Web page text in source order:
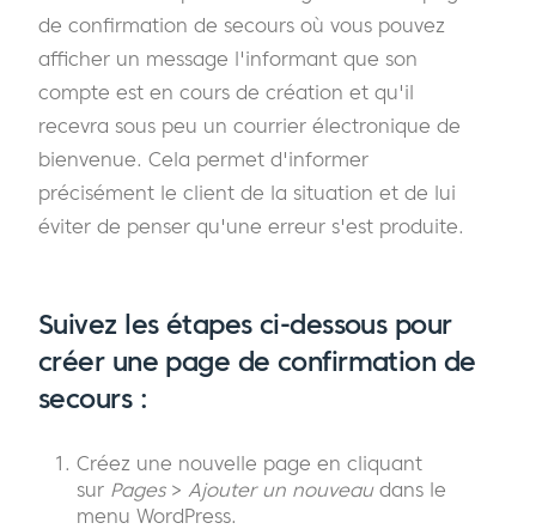
de confirmation de secours où vous pouvez
afficher un message l'informant que son
compte est en cours de création et qu'il
recevra sous peu un courrier électronique de
bienvenue. Cela permet d'informer
précisément le client de la situation et de lui
éviter de penser qu'une erreur s'est produite.
Suivez les étapes ci-dessous pour
créer une page de confirmation de
secours :
Créez une nouvelle page en cliquant
sur Pages> Ajouter un nouveaudans le
menu WordPress.